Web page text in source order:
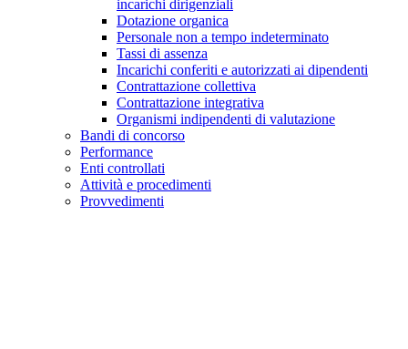
incarichi dirigenziali
Dotazione organica
Personale non a tempo indeterminato
Tassi di assenza
Incarichi conferiti e autorizzati ai dipendenti
Contrattazione collettiva
Contrattazione integrativa
Organismi indipendenti di valutazione
Bandi di concorso
Performance
Enti controllati
Attività e procedimenti
Provvedimenti